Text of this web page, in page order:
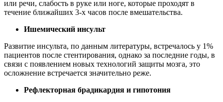
или речи, слабость в руке или ноге, которые проходят в
течение ближайших 3-х часов после вмешательства.
Ишемический инсульт
Развитие инсульта, по данным литературы, встречалось у 1%
пациентов после стентирования, однако за последние годы, в
связи с появлением новых технологий защиты мозга, это
осложнение встречается значительно реже.
Рефлекторная брадикардия и гипотония